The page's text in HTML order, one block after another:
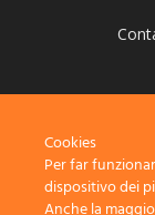
Cookies
Per far
dispositivo dei